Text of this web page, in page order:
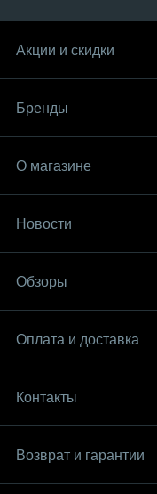
Акции и скидки
Бренды
О магазине
Новости
Обзоры
Оплата и доставка
Контакты
Возврат и гарантии